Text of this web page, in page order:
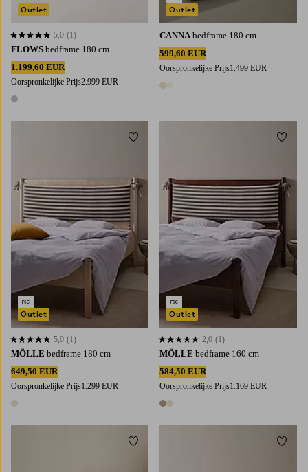
FLOWS bedframe 180 cm
1.199,60 EUR
Oorspronkelijke Prijs2.999 EUR
1 kleur
5,0 op basis van 1 beoordelingen
5,0 (1)
Outlet
CANNA bedframe 180 cm
599,60 EUR
Oorspronkelijke Prijs1.499 EUR
2 kleuren
Outlet
MÖLLE bedframe 180 cm
649,50 EUR
Oorspronkelijke Prijs1.299 EUR
1 kleur
5,0 op basis van 1 beoordelingen
5,0 (1)
Outlet
Toevoegen aan favorieten
MÖLLE bedframe 160 cm
584,50 EUR
Oorspronkelijke Prijs1.169 EUR
2 kleuren
2,0 op basis van 1 beoordelingen
2,0 (1)
Outlet
Toevoegen aan favorieten